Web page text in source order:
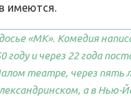
имеются.
«МК». Комедия
году и через 22 года
театре, через пять
а в Нью-